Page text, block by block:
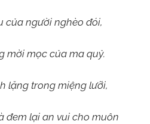
của người nghèo đói,
mời mọc của ma quỷ.
lặng trong miệng lưỡi,
đem lại an vui cho muôn